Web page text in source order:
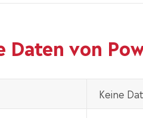
Daten von
Keine